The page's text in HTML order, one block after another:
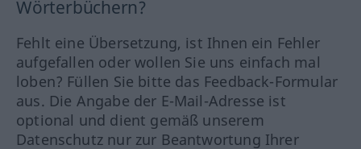
Wörterbüchern?
Fehlt eine Übersetzung, ist Ihnen ein Fehler
aufgefallen oder wollen Sie uns einfach mal
loben? Füllen Sie bitte das Feedback-Formular
aus. Die Angabe der E-Mail-Adresse ist
optional und dient gemäß unserem
Datenschutz nur zur Beantwortung Ihrer